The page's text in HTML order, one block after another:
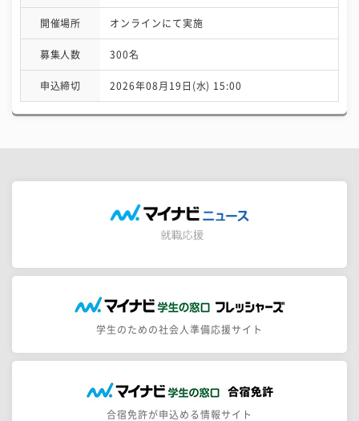
開催場所 オンラインにて実施
募集人数 300名
申込締切 2026年08月19日(水) 15:00
学生のための社会人準備応援サイト
合宿免許が申込める情報サイト